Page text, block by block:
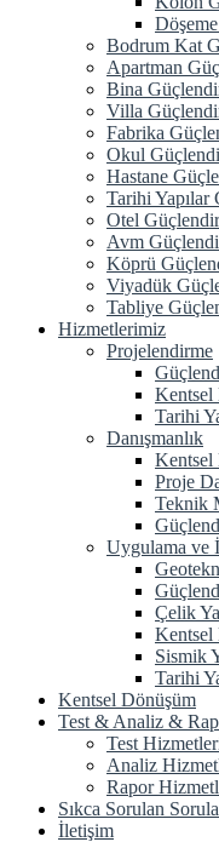
Bodrum Kat
Apartman
Bina
Villa
Fabrika
Okul
Hastane
Tarihi Yapılar
Otel
Avm
Köprü
Viyadük
Tabliye
Hizmetlerimiz
Projelendirme
Kentsel
Tarihi
Danışmanlık
Kentsel
Proje
Teknik
Uygulama ve
Çelik
Kentsel
Sismik
Tarihi
Kentsel Dönüşüm
Test & Analiz &
Test
Analiz
Rapor
Sıkca Sorulan
İletişim